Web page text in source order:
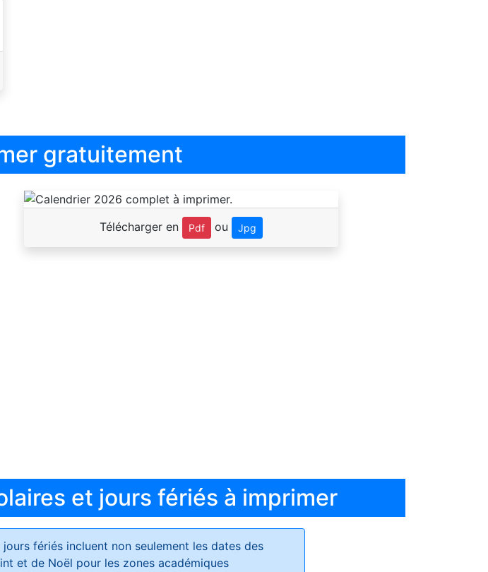
gratuitement
Télécharger en Pdf ou Jpg
et jours fériés à imprimer
fériésincluent non seulement les dates des
et de Noël pour les zones académiques